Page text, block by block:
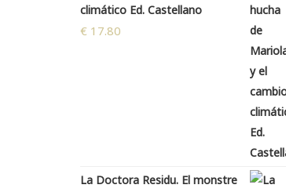
climático Ed. Castellano
€ 17.80
La Doctora Residu. El monstre